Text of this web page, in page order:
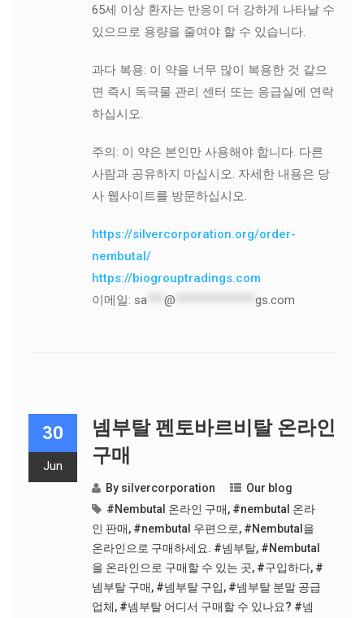
65세 이상 환자는 반응이 더 강하게 나타날 수
있으므로 용량을 줄여야 할 수 있습니다.
과다 복용: 이 약을 너무 많이 복용한 것 같으
면 즉시 독극물 관리 센터 또는 응급실에 연락
하십시오.
주의: 이 약은 본인만 사용해야 합니다. 다른
사람과 공유하지 마십시오. 자세한 내용은 당
사 웹사이트를 방문하십시오.
https://silvercorporation.org/order-
nembutal/
https://biogrouptradings.com
이메일: sa*** @ gs.com
30
Jun
넴부탈 펜토바르비탈 온라인
구매
By silvercorporation
Our blog
#Nembutal 온라인 구매, #nembutal 온라
인 판매, #nembutal 우편으로, #Nembutal을
온라인으로 구매하세요. #넴부탈, #Nembutal
을 온라인으로 구매할 수 있는 곳, #구입하다, #
넴부탈 구매, #넴부탈 구입, #넴부탈 분말 공급
업체, #넴부탈 어디서 구매할 수 있나요? #넴